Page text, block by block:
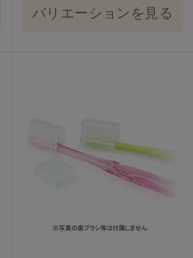
バリエーションを見る